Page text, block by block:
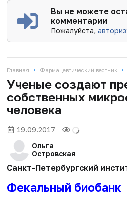
Вы не можете
комментарии
Пожалуйста,
Главная • Фармацевтический вестник •
Ученые создают
собственных
человека
19.09.2017
Ольга
Островская
Санкт-Петербургский
Фекальный биобанк